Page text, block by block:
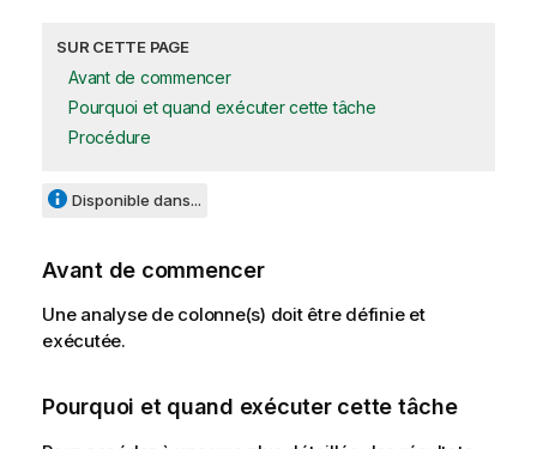
SUR CETTE PAGE
Avant de commencer
Pourquoi et quand exécuter cette tâche
Procédure
Disponible dans...
Avant de commencer
Une analyse de colonne(s) doit être définie et
exécutée.
Pourquoi et quand exécuter cette tâche